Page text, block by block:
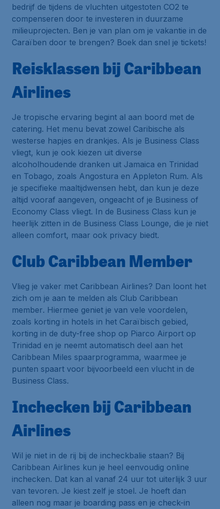
bedrijf de tijdens de vluchten uitgestoten CO2 te
compenseren door te investeren in duurzame
milieuprojecten. Ben je van plan om je vakantie in de
Caraïben door te brengen? Boek dan snel je tickets!
Reisklassen bij Caribbean
Airlines
Je tropische ervaring begint al aan boord met de
catering. Het menu bevat zowel Caribische als
westerse hapjes en drankjes. Als je Business Class
vliegt, kun je ook kiezen uit diverse
alcoholhoudende dranken uit Jamaica en Trinidad
en Tobago, zoals Angostura en Appleton Rum. Als
je specifieke maaltijdwensen hebt, dan kun je deze
altijd vooraf aangeven, ongeacht of je Business of
Economy Class vliegt. In de Business Class kun je
heerlijk zitten in de Business Class Lounge, die je niet
alleen comfort, maar ook privacy biedt.
Club Caribbean Member
Vlieg je vaker met Caribbean Airlines? Dan loont het
zich om je aan te melden als Club Caribbean
member. Hiermee geniet je van vele voordelen,
zoals korting in hotels in het Caraïbisch gebied,
korting in de duty-free shop op Piarco Airport op
Trinidad en je neemt automatisch deel aan het
Caribbean Miles spaarprogramma, waarmee je
punten spaart voor bijvoorbeeld een vlucht in de
Business Class.
Inchecken bij Caribbean
Airlines
Wil je niet in de rij bij de incheckbalie staan? Bij
Caribbean Airlines kun je heel eenvoudig online
inchecken. Dat kan al vanaf 24 uur tot uiterlijk 3 uur
van tevoren. Je kiest zelf je stoel. Je hoeft dan
alleen nog maar je boarding pass en je check-in